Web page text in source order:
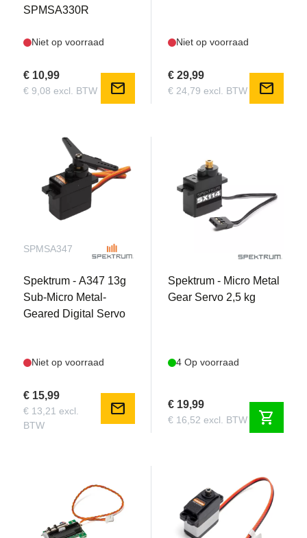
SPMSA330R
Niet op voorraad
€ 10,99
€ 9,08 excl. BTW mail
Niet op voorraad
€ 29,99
€ 24,79 excl. BTW mail
SPMSA347
Spektrum - A347 13g
Sub-Micro Metal-
Geared Digital Servo
Niet op voorraad
€ 15,99
€ 13,21 excl.
BTW
mail
Spektrum - Micro Metal
Gear Servo 2,5 kg
4 Op voorraad
€ 19,99
€ 16,52 excl. BTW shopping_cart